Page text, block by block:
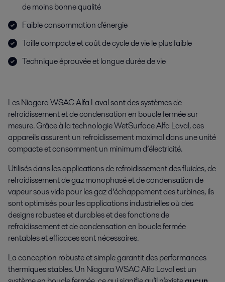
de moins bonne qualité
Faible consommation d'énergie
Taille compacte et coût de cycle de vie le plus faible
Technique éprouvée et longue durée de vie
Les Niagara WSAC Alfa Laval sont des systèmes de
refroidissement et de condensation en boucle fermée sur
mesure. Grâce à la technologie WetSurface Alfa Laval, ces
appareils assurent un refroidissement maximal dans une unité
compacte et consomment un minimum d’électricité.
Utilisés dans les applications de refroidissement des fluides, de
refroidissement de gaz monophasé et de condensation de
vapeur sous vide pour les gaz d’échappement des turbines, ils
sont optimisés pour les applications industrielles où des
designs robustes et durables et des fonctions de
refroidissement et de condensation en boucle fermée
rentables et efficaces sont nécessaires.
La conception robuste et simple garantit des performances
thermiques stables. Un Niagara WSAC Alfa Laval est un